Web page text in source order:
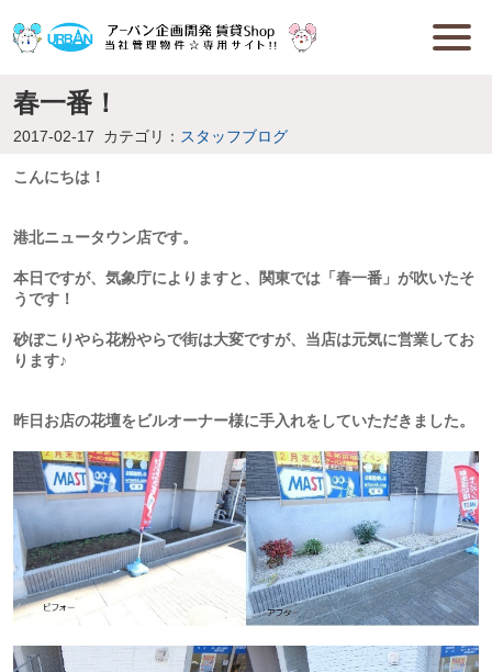
春一番！
2017-02-17 カテゴリ： スタッフブログ
こんにちは！
港北ニュータウン店です。
本日ですが、気象庁によりますと、関東では「春一番」が吹いたそ
うです！
砂ぼこりやら花粉やらで街は大変ですが、当店は元気に営業してお
ります♪
昨日お店の花壇をビルオーナー様に手入れをしていただきました。